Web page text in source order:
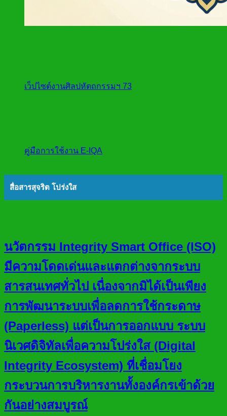
เว็ปไซต์งานศิลปหัตถกรรมฯ 73
คู่มือการใช้งาน E-IQA
สื่อสารสุจริต โปร่งใส
นวัตกรรม Integrity Smart Office (ISO)
มีความโดดเด่นและแตกต่างจากระบบ
สารสนเทศทั่วไป เนื่องจากมิได้เป็นเพียง
การพัฒนาระบบเพื่อลดการใช้กระดาษ
(Paperless) แต่เป็นการออกแบบ ระบบ
นิเวศดิจิทัลเพื่อความโปร่งใส (Digital
Integrity Ecosystem) ที่เชื่อมโยง
กระบวนการบริหารงานทั้งองค์กรเข้าด้วย
กันอย่างสมบูรณ์